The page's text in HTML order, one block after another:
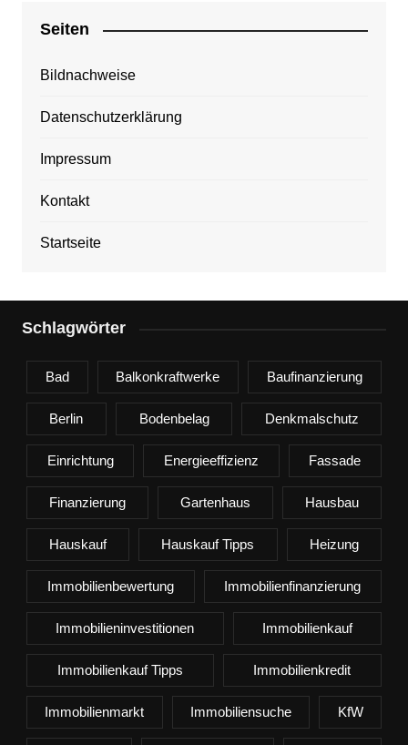
Seiten
Bildnachweise
Datenschutzerklärung
Impressum
Kontakt
Startseite
Schlagwörter
Bad Balkonkraftwerke Baufinanzierung
Berlin Bodenbelag Denkmalschutz
Einrichtung Energieeffizienz Fassade
Finanzierung Gartenhaus Hausbau
Hauskauf Hauskauf Tipps Heizung
Immobilienbewertung Immobilienfinanzierung
Immobilieninvestitionen Immobilienkauf
Immobilienkauf Tipps Immobilienkredit
Immobilienmarkt Immobiliensuche KfW